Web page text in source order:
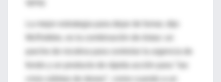
La mejor estrategia para dejar de fumar, dijo
parche de nicotina para controlar la urgencia de